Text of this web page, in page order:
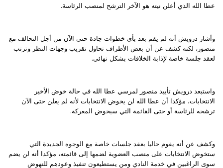
عطا الله الذي أعلن نيته هو الآخر الترشح لمنصب الرئاسة.
وأشار درويش أنه لم يقم بعد بأي خطوات جادة حتى الآن من أجل التحالف مع
منصور، لكنه كشف عن أن بعض الأطراف تحاول تقريب وجهات النظر وترتب
لعقد جلسة خاصة لإذابة الخلافات بشكل نهائي.
واستبعد درويش تأييد منصور لمرسي عطا الله في حالة خوض الأخير
الانتخابات، مؤكدا أن عطا الله لن يخوض الانتخابات لأنه لم يعلن حتى الآن
ترشحه للرئاسة أو حتى القائمة التي سيخوض المعركة.
وكشف عن أنه يقوم حاليا بعقد جلسات خاصة مع الوجوه الجديدة التي
ستخوض الانتخابات على منصب العضوية لضمها إلى قائمته، مؤكدا أنه لن يضم
سوى الراغبين في خدمة النادي ومن يستطيعون تنفيذ وعودهم للنهوض